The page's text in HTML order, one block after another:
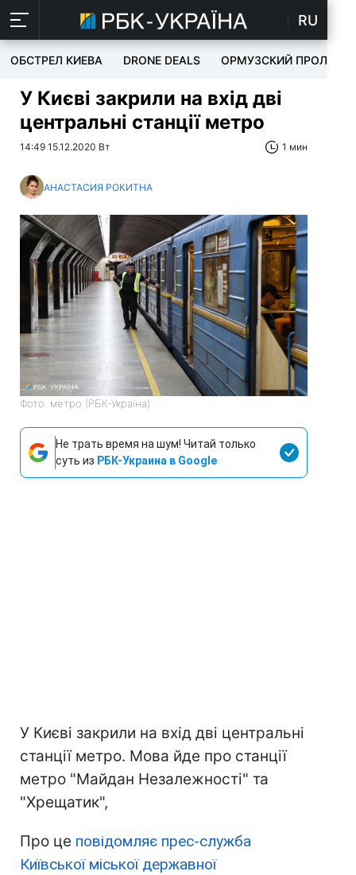
RU
ОБСТРЕЛ КИЕВА DRONE DEALS ОРМУЗСКИЙ ПРОЛИВ
У Києві закрили на вхід дві
центральні станції метро
14:49 15.12.2020 Вт 1 мин
АНАСТАСИЯ РОКИТНА
Фото: метро (РБК-Україна)
Не трать время на шум! Читай только
суть из РБК-Украина в Google
У Києві закрили на вхід дві центральні
станції метро. Мова йде про станції
метро "Майдан Незалежності" та
"Хрещатик",
Про це повідомляє прес-служба
Київської міської державної